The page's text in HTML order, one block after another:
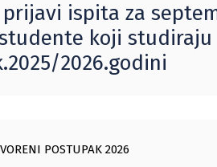
ispita za
studente koji
2026.godini
POSTUPAK 2026